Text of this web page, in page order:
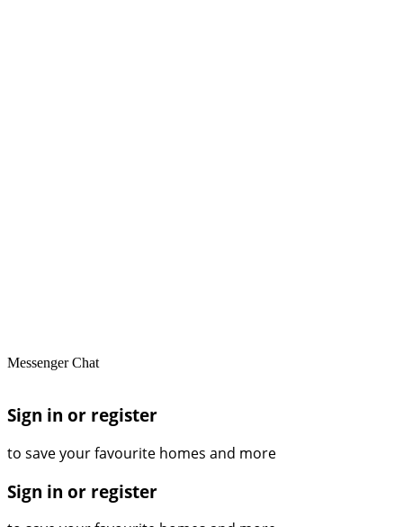
Messenger Chat
Sign in or register
to save your favourite homes and more
Sign in or register